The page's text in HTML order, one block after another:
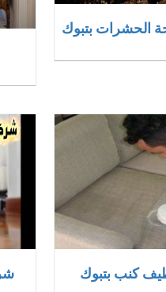
الحشرات بتبوك
كنب بتبوك